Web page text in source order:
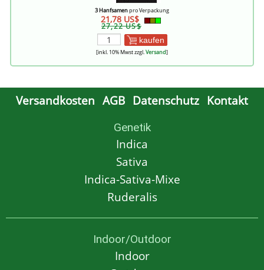
3 Hanfsamenpro Verpackung
21,78 US$
27,22 US$
kaufen
[inkl. 10% Mwst zzgl.Versand]
Versandkosten AGB Datenschutz Kontakt
Genetik
Indica
Sativa
Indica-Sativa-Mixe
Ruderalis
Indoor/Outdoor
Indoor